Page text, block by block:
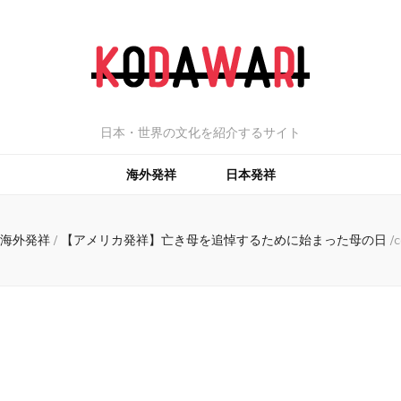
日本・世界の文化を紹介するサイト
海外発祥 日本発祥
海外発祥 / 【アメリカ発祥】亡き母を追悼するために始まった母の日 /